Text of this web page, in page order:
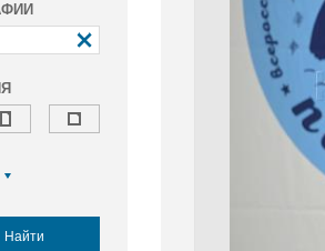
и отдых
Найти